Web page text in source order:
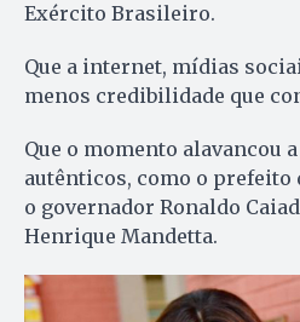
Exército Brasileiro.
Que a internet, mídias
menos credibilidade que
Que o momento alavancou
autênticos, como o prefeito
o governador Ronaldo
Henrique Mandetta.